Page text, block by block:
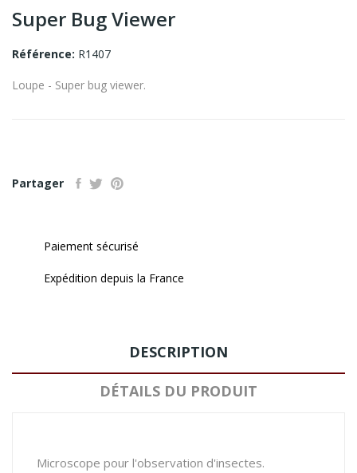
Super Bug Viewer
Référence: R1407
Loupe - Super bug viewer.
Partager
Paiement sécurisé
Expédition depuis la France
DESCRIPTION
DÉTAILS DU PRODUIT
Microscope pour l'observation d'insectes.